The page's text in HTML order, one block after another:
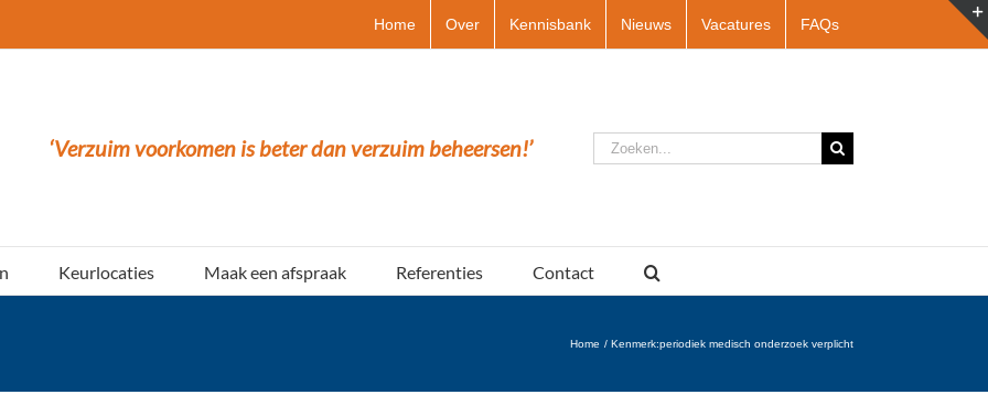
Home Over Kennisbank Nieuws Vacatures FAQs
‘Verzuim voorkomen is beter dan verzuim beheersen!’
Zoeken
naar:
Keurlocaties Maak een afspraak Referenties Contact
Home Kenmerk:periodiek medisch onderzoek verplicht